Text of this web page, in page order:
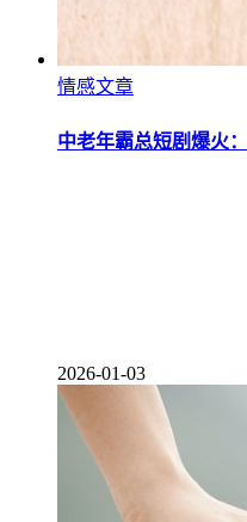
情感文章
中老年霸总短剧爆火
2026-01-03